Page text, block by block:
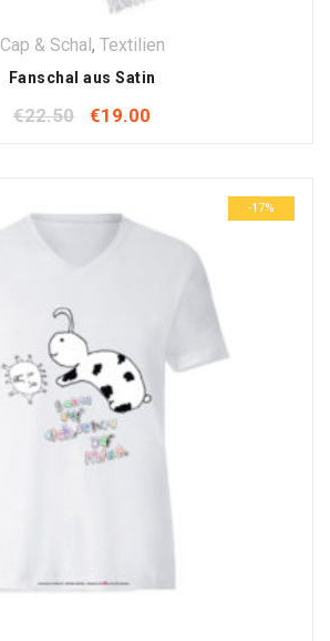
Cap & Schal, Textilien
Fanschal aus Satin
€22.50 €19.00
-17%